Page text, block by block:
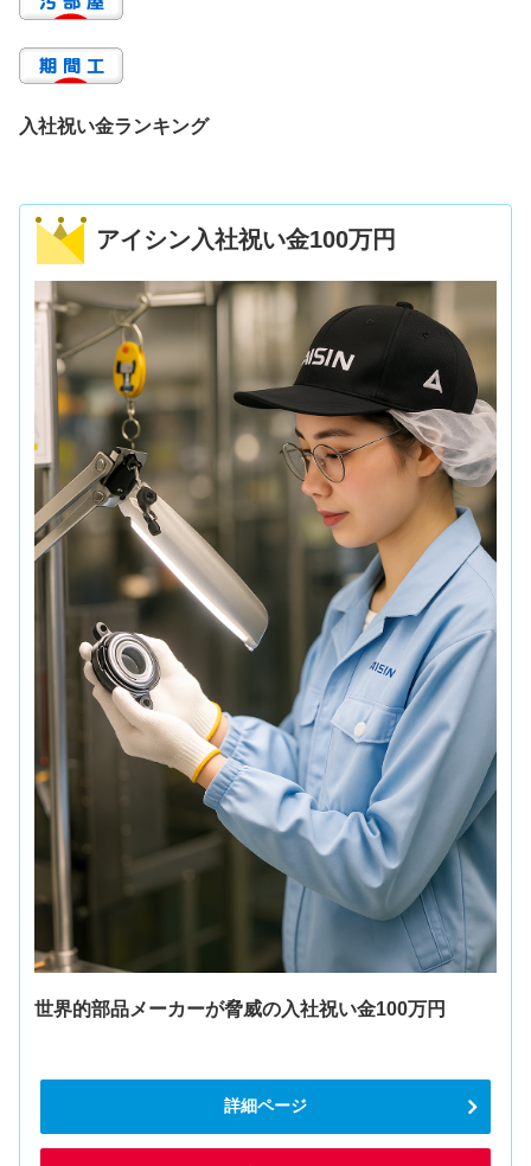
入社祝い金ランキング
アイシン入社祝い金100万円
世界的部品メーカーが脅威の入社祝い金100万円
詳細ページ